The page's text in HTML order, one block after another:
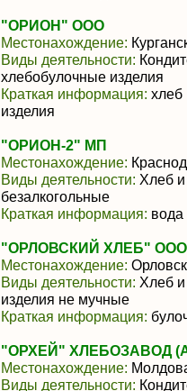
"ОРИОН" ООО
Местонахождение:
Виды деятельности:
хлебобулочные изделия
Краткая информация: хлеб
изделия
"ОРИОН-2" МП
Местонахождение:
Виды деятельности: Хлеб
безалкогольные
Краткая информация:
"ОРЛОВСКИЙ ХЛЕБ" ООО
Местонахождение:
Виды деятельности: Хлеб и
изделия не мучные
Краткая информация:
"ОРХЕЙ" ХЛЕБОЗАВОД
Местонахождение:
Виды деятельности: